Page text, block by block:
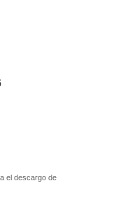
el descargo de